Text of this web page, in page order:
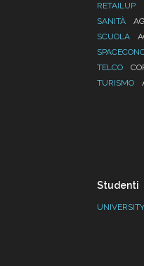
RETAILUP
SANITÀ
SCUOLA
TELCO
TURISMO
Studenti